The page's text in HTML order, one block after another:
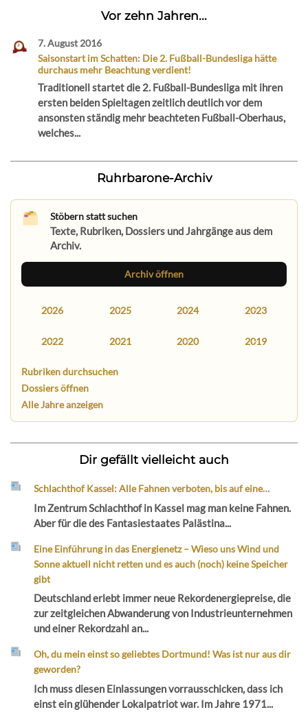
Vor zehn Jahren...
7. August 2016
Saisonstart im Schatten: Die 2. Fußball-Bundesliga hätte
durchaus mehr Beachtung verdient!
Traditionell startet die 2. Fußball-Bundesliga mit ihren
ersten beiden Spieltagen zeitlich deutlich vor dem
ansonsten ständig mehr beachteten Fußball-Oberhaus,
welches...
Ruhrbarone-Archiv
Stöbern statt suchen
Texte, Rubriken, Dossiers und Jahrgänge aus dem
Archiv.
Archiv öffnen
2026 2025 2024 2023
2022 2021 2020 2019
Rubriken durchsuchen
Dossiers öffnen
Alle Jahre anzeigen
Dir gefällt vielleicht auch
Schlachthof Kassel: Alle Fahnen verboten, bis auf eine…
Im Zentrum Schlachthof in Kassel mag man keine Fahnen.
Aber für die des Fantasiestaates Palästina...
Eine Einführung in das Energienetz – Wieso uns Wind und
Sonne aktuell nicht retten und es auch (noch) keine Speicher
gibt
Deutschland erlebt immer neue Rekordenergiepreise, die
zur zeitgleichen Abwanderung von Industrieunternehmen
und einer Rekordzahl an...
Oh, du mein einst so geliebtes Dortmund! Was ist nur aus dir
geworden?
Ich muss diesen Einlassungen vorrausschicken, dass ich
einst ein glühender Lokalpatriot war. Im Jahre 1971...